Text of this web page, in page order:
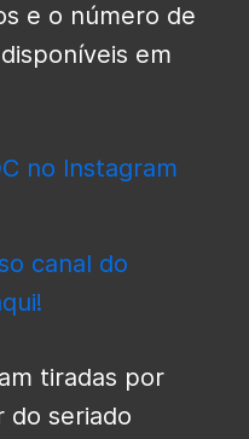
e o número de
em
no Instagram
canal do
tiradas por
do seriado